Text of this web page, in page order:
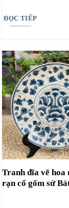
ĐỌC TIẾP
Tranh đĩa vẽ hoa
rạn cổ gốm sứ